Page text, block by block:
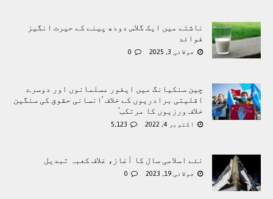
ناشتے میں ایک گلاس دودھ پینے کے حیرت انگیز
فوائد
جولائی 3, 2025 0
چین سنکیانگ میں ایغور مسلمانوں اور دوسرے
اقلیتی برادريوں کے خلاف ’انسانی حقوق کی سنگین
خلاف ورزیوں کا مرتکب‘
اکتوبر 4, 2022 5,123
نئے اسلامی سال کا آغاز، غلاف کعبہ تبدیل
جولائی 19, 2023 0